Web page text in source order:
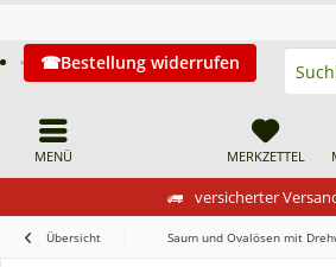
versicherter
MENÜ
Bestellung widerrufen
MERKZETTEL
Übersicht Saum und Ovalösen mit